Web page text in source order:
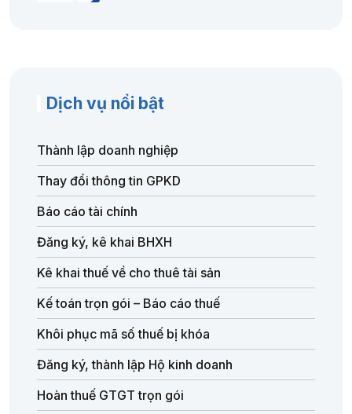
Dịch vụ nổi bật
Thành lập doanh nghiệp
Thay đổi thông tin GPKD
Báo cáo tài chính
Đăng ký, kê khai BHXH
Kê khai thuế về cho thuê tài sản
Kế toán trọn gói – Báo cáo thuế
Khôi phục mã số thuế bị khóa
Đăng ký, thành lập Hộ kinh doanh
Hoàn thuế GTGT trọn gói